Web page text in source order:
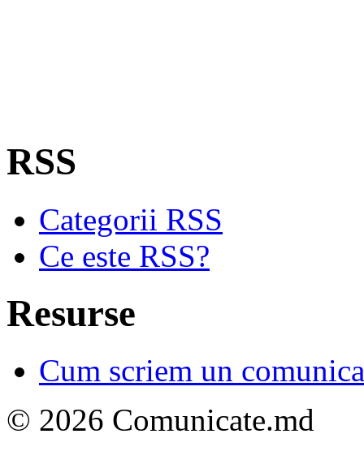
RSS
Categorii RSS
Ce este RSS?
Resurse
Cum scriem un
© 2026 Comunicate.md